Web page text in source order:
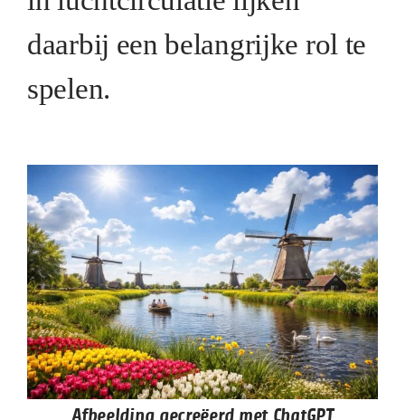
daarbij een belangrijke rol te
spelen.
Afbeelding gecreëerd met ChatGPT